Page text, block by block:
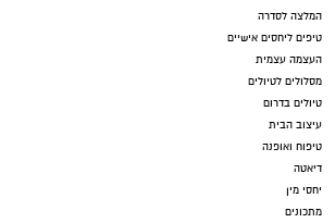
המלצה לסדרה
טיפים ליחסים אישיים
העצמה עצמית
מסלולים לטיולים
טיולים בדרום
עיצוב הבית
טיפוח ואופנה
דיאטה
יחסי מין
מתכונים